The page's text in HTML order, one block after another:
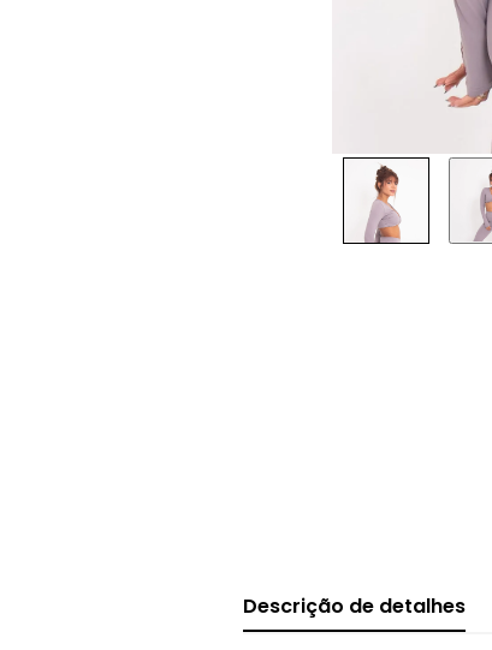
Descrição de detalhes